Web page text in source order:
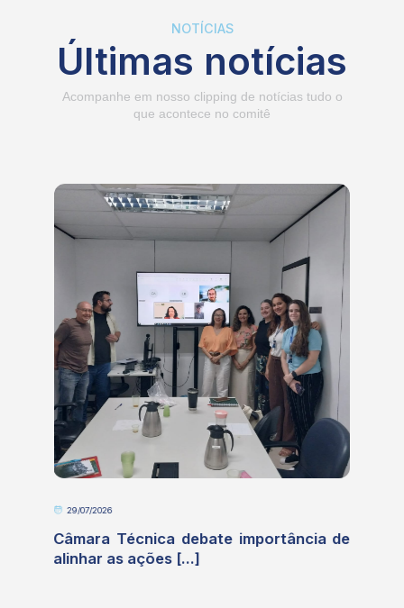
NOTÍCIAS
Últimas notícias
Acompanhe em nosso clipping de notícias tudo o
que acontece no comitê
29/07/2026
Câmara Técnica debate importância de
alinhar as ações [...]